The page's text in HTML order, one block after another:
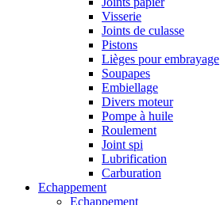
Visserie
Joints de culasse
Pistons
Lièges pour embrayage
Soupapes
Embiellage
Divers moteur
Pompe à huile
Roulement
Joint spi
Lubrification
Carburation
Echappement
Echappement